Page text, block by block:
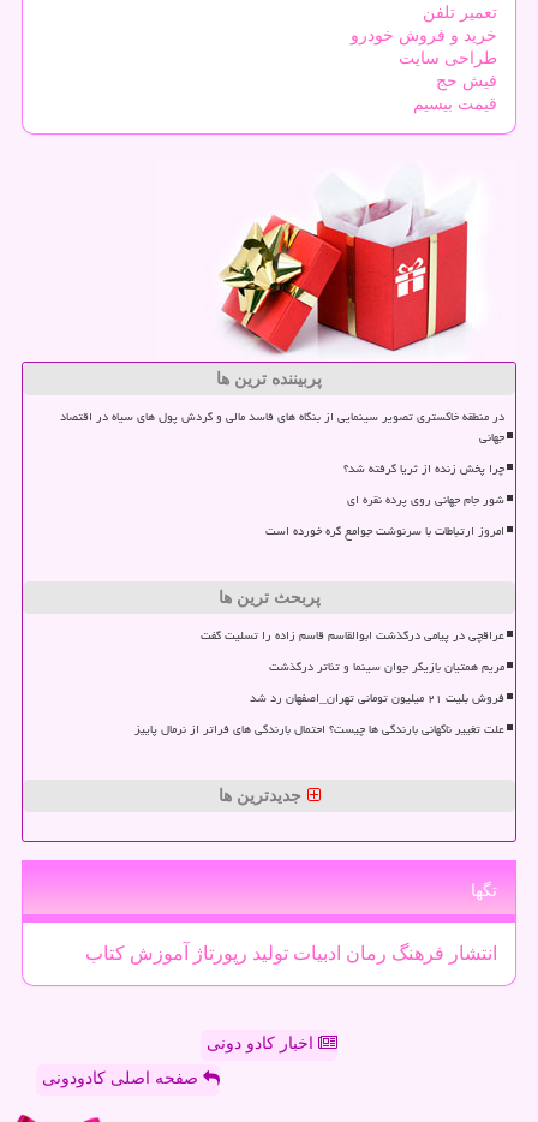
تعمیر تلفن
خرید و فروش خودرو
طراحی سایت
فیش حج
قیمت بیسیم
پربیننده ترین ها
در منطقه خاکستری تصویر سینمایی از بنگاه های فاسد مالی و گردش پول های سیاه در اقتصاد
جهانی
چرا پخش زنده از ثریا گرفته شد؟
شور جام جهانی روی پرده نقره ای
امروز ارتباطات با سرنوشت جوامع گره خورده است
پربحث ترین ها
عراقچی در پیامی درگذشت ابوالقاسم قاسم زاده را تسلیت گفت
مریم همتیان بازیگر جوان سینما و تئاتر درگذشت
فروش بلیت ۲۱ میلیون تومانی تهران_اصفهان رد شد
علت تغییر ناگهانی بارندگی ها چیست؟ احتمال بارندگی های فراتر از نرمال پاییز
جدیدترین ها
تگها
انتشار فرهنگ رمان ادبیات تولید رپورتاژ آموزش كتاب
اخبار کادو دونی
صفحه اصلی کادودونی